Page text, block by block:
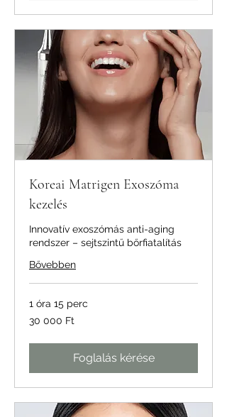
Koreai Matrigen Exoszóma
kezelés
Innovatív exoszómás anti-aging
rendszer – sejtszintű bőrfiatalítás
Bővebben
1 óra 15 perc
magyar
30 000 Ft
Foglalás kérése